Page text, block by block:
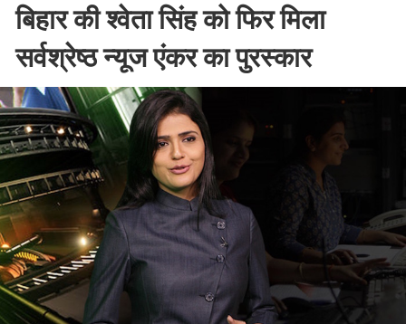
बिहार की श्वेता सिंह को फिर मिला
सर्वश्रेष्ठ न्यूज एंकर का पुरस्कार